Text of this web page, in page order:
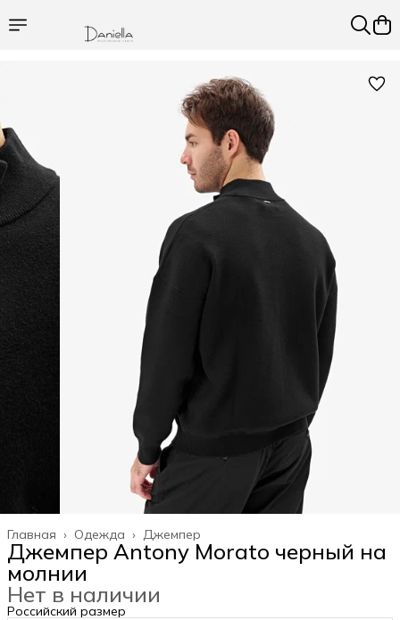
Джемпер
Одежда ›
Главная ›
Джемпер Antony Morato черный на
молнии
Нет в наличии
Российский размер